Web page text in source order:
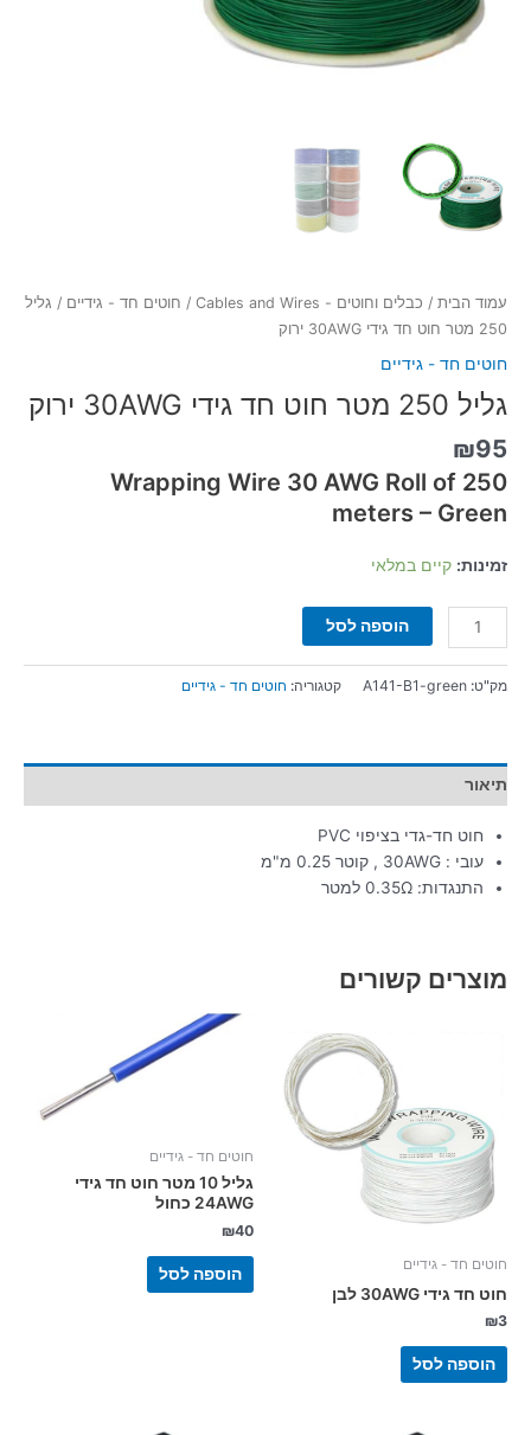
עמוד הבית / כבלים וחוטים - Cables and Wires / חוטים חד - גידיים / גליל
250 מטר חוט חד גידי 30AWG ירוק
חוטים חד - גידיים
גליל 250 מטר חוט חד גידי 30AWG ירוק
₪95
Wrapping Wire 30 AWG Roll of 250
meters – Green
זמינות: קיים במלאי
הוספה לסל
מק"ט: A141-B1-green קטגוריה: חוטים חד - גידיים
תיאור
חוט חד-גדי בציפוי PVC
עובי : 30AWG , קוטר 0.25 מ"מ
התנגדות: 0.35Ω למטר
מוצרים קשורים
חוטים חד - גידיים
חוט חד גידי 30AWG לבן
₪3
הוספה לסל
חוטים חד - גידיים
גליל 10 מטר חוט חד גידי
24AWG כחול
₪40
הוספה לסל